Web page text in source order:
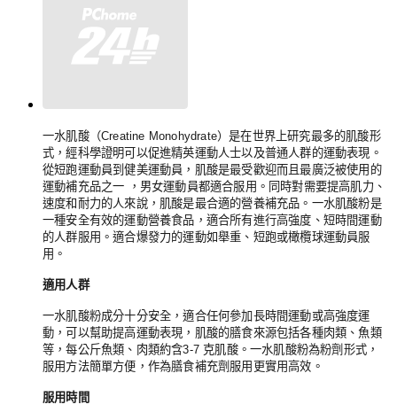
一水肌酸（Creatine Monohydrate）是在世界上研究最多的肌酸形
式，經科學證明可以促進精英運動人士以及普通人群的運動表現。
從短跑運動員到健美運動員，肌酸是最受歡迎而且最廣泛被使用的
運動補充品之一 ，男女運動員都適合服用。同時對需要提高肌力、
速度和耐力的人來說，肌酸是最合適的營養補充品。一水肌酸粉是
一種安全有效的運動營養食品，適合所有進行高強度、短時間運動
的人群服用。適合爆發力的運動如舉重、短跑或橄欖球運動員服
用。
適用人群
一水肌酸粉成分十分安全，適合任何參加長時間運動或高強度運
動，可以幫助提高運動表現，肌酸的膳食來源包括各種肉類、魚類
等，每公斤魚類、肉類約含3-7 克肌酸。一水肌酸粉為粉劑形式，
服用方法簡單方便，作為膳食補充劑服用更實用高效。
服用時間